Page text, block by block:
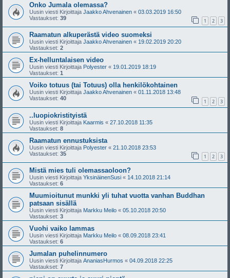
Onko Jumala olemassa?
Uusin viesti Kirjoittaja Jaakko Ahvenainen « 03.03.2019 16:50
Vastaukset: 39 1 2 3
Raamatun alkuperästä video suomeksi
Uusin viesti Kirjoittaja Jaakko Ahvenainen « 19.02.2019 20:20
Vastaukset: 2
Ex-helluntalaisen video
Uusin viesti Kirjoittaja Polyester « 19.01.2019 18:19
Vastaukset: 1
Voiko totuus (tai Totuus) olla henkilökohtainen
Uusin viesti Kirjoittaja Jaakko Ahvenainen « 01.11.2018 13:48
Vastaukset: 40 1 2 3
..luopiokristityistä
Uusin viesti Kirjoittaja Kaarmis « 27.10.2018 11:35
Vastaukset: 8
Raamatun ennustuksista
Uusin viesti Kirjoittaja Polyester « 21.10.2018 23:53
Vastaukset: 35 1 2 3
Mistä mies tuli olemassaoloon?
Uusin viesti Kirjoittaja YksinäinenSusi « 14.10.2018 21:14
Vastaukset: 6
Muumioitunut munkki yli tuhat vuotta vanhan Buddhan
patsaan sisällä
Uusin viesti Kirjoittaja Markku Meilo « 05.10.2018 20:50
Vastaukset: 3
Vuohi vaiko lammas
Uusin viesti Kirjoittaja Markku Meilo « 08.09.2018 23:41
Vastaukset: 6
Jumalan puhelinnumero
Uusin viesti Kirjoittaja AnaniasHurmos « 04.09.2018 22:25
Vastaukset: 7